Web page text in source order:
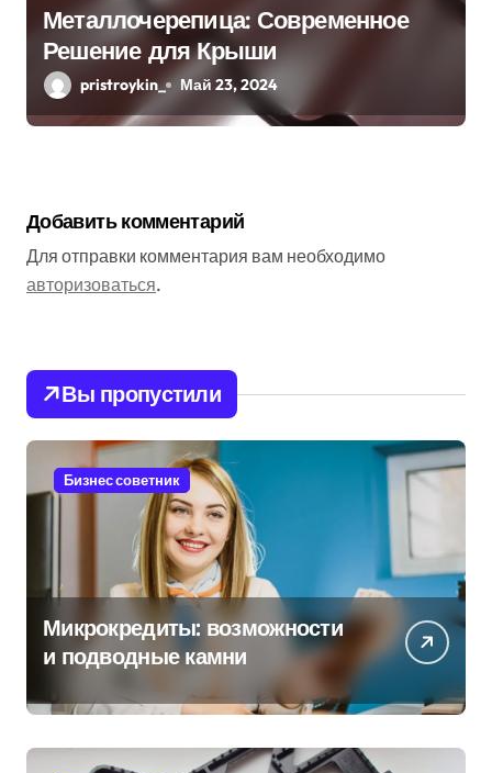
Металлочерепица: Современное
Решение для Крыши
pristroykin_ Май 23, 2024
Добавить комментарий
Для отправки комментария вам необходимо
авторизоваться.
Вы пропустили
Бизнес советник
Микрокредиты: возможности
и подводные камни